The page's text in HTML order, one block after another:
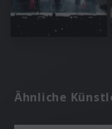
Ähnliche